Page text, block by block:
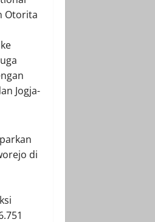
Otorita
Jogja-
di